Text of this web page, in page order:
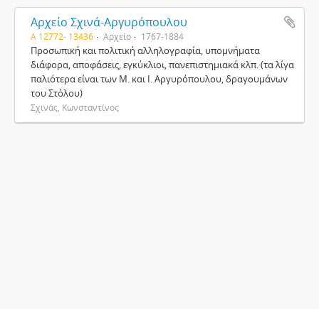
Αρχείο Σχινά-Αργυρόπουλου
Α 12772- 13436 Αρχείο 1767-1884
Προσωπική και πολιτική αλληλογραφία, υπομνήματα
διάφορα, αποφάσεις, εγκύκλιοι, πανεπιστημιακά κλπ.·(τα λίγα
παλιότερα είναι των Μ. και Ι. Αργυρόπουλου, δραγουμάνων
του Στόλου)
Σχινάς, Κωνσταντίνος